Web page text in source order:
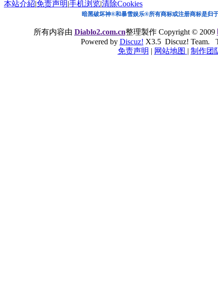
本站介紹|免责声明|手机浏览|清除Cookies
暗黑破坏神®和暴雪娱乐®所有商标或注册商标是归
所有内容由 Diablo2.com.cn整理製作 Copyright © 2009
Powered by Discuz! X3.5 Discuz! Team.
免责声明 | 网站地图 | 制作团